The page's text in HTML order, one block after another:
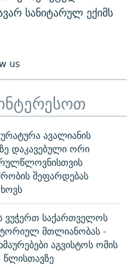
სანიტარულ ექიმს
us
ავალიანის
დაკავებული ორი
შეფარდებას
ვუჭერთ საქართველოს
მთლიანობას -
აგვისტოს ომის
წლისთავზე